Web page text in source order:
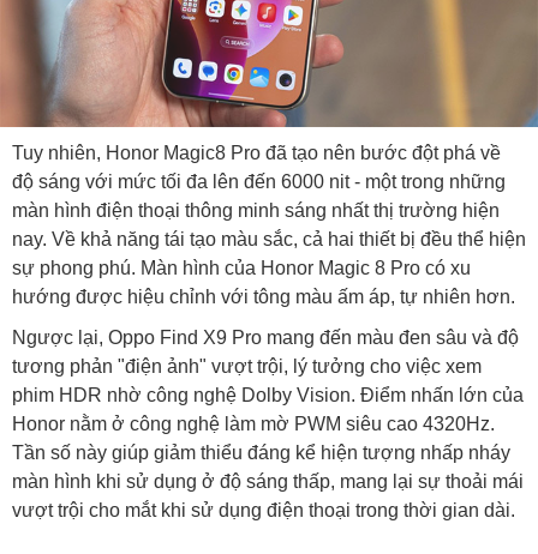
Tuy nhiên, Honor Magic8 Pro đã tạo nên bước đột phá về
độ sáng với mức tối đa lên đến 6000 nit - một trong những
màn hình điện thoại thông minh sáng nhất thị trường hiện
nay. Về khả năng tái tạo màu sắc, cả hai thiết bị đều thể hiện
sự phong phú. Màn hình của Honor Magic 8 Pro có xu
hướng được hiệu chỉnh với tông màu ấm áp, tự nhiên hơn.
Ngược lại, Oppo Find X9 Pro mang đến màu đen sâu và độ
tương phản "điện ảnh" vượt trội, lý tưởng cho việc xem
phim HDR nhờ công nghệ Dolby Vision. Điểm nhấn lớn của
Honor nằm ở công nghệ làm mờ PWM siêu cao 4320Hz.
Tần số này giúp giảm thiểu đáng kể hiện tượng nhấp nháy
màn hình khi sử dụng ở độ sáng thấp, mang lại sự thoải mái
vượt trội cho mắt khi sử dụng điện thoại trong thời gian dài.